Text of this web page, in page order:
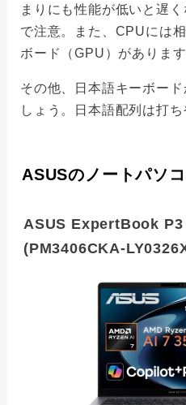
まりにも性能が低いと遅
で注意。また、CPUには
ボード（GPU）があります
その他、日本語キーボー
しょう。日本語配列は打ち
ASUSのノートパソ
ASUS ExpertBook P3
(PM3406CKA-